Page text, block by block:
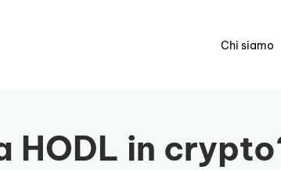
Chi siamo
HODL in